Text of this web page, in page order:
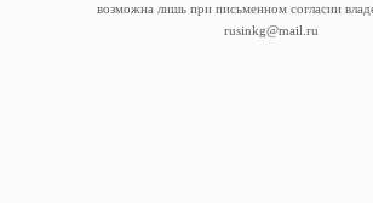
возможна лишь при письменном согласии
rusinkg@mail.ru